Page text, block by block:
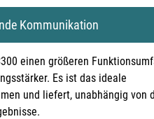
Samsung
SMART Boards
SONY Displays
Kommunikation
einen größeren
Es ist das ideale
und liefert, unabhängig von